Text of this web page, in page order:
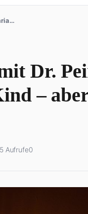
Dr.
–
Aufrufe0